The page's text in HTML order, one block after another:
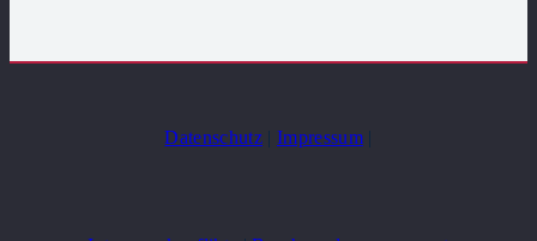
Datenschutz | Impressum|